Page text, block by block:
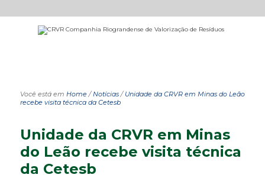
Você está em Home/Notícias/ Unidade da CRVR em Minas do Leão
recebe visita técnica da Cetesb
Unidade da CRVR em Minas
do Leão recebe visita técnica
da Cetesb